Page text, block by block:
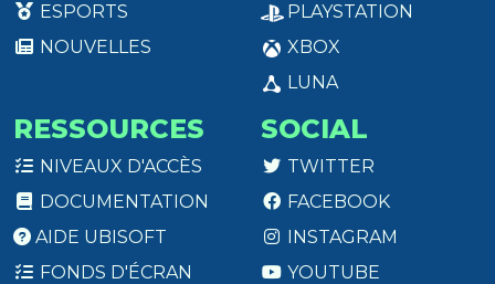
ESPORTS
NOUVELLES
PLAYSTATION
XBOX
LUNA
RESSOURCES
NIVEAUX D'ACCÈS
DOCUMENTATION
AIDE UBISOFT
FONDS D'ÉCRAN
SOCIAL
TWITTER
FACEBOOK
INSTAGRAM
YOUTUBE